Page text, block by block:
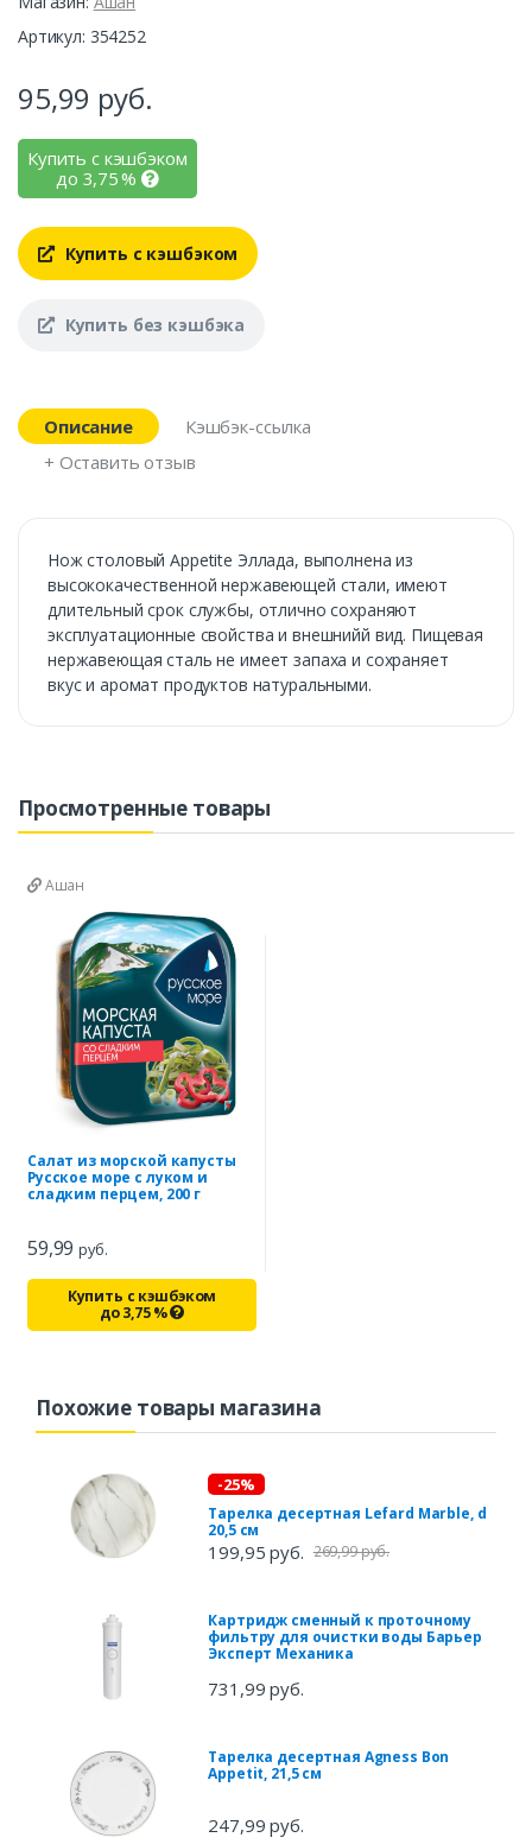
Артикул: 354252
95,99 руб.
Купить с кэшбэком
до 3,75%
Купить с кэшбэком
Купить без кэшбэка
Описание
Кэшбэк-ссылка
+ Оставить отзыв
Нож столовый Appetite Эллада, выполнена из
высококачественной нержавеющей стали, имеют
длительный срок службы, отлично сохраняют
эксплуатационные свойства и внешнийй вид. Пищевая
нержавеющая сталь не имеет запаха и сохраняет
вкус и аромат продуктов натуральными.
Просмотренные товары
Ашан
Салат из морской капусты
Русское море с луком и
сладким перцем, 200 г
59,99руб.
Купить с кэшбэком
до3,75%
Похожие товары магазина
-25%
Тарелка десертная Lefard Marble, d
20,5 см
199,95 руб. 269,99 руб.
Картридж сменный к проточному
фильтру для очистки воды Барьер
Эксперт Механика
731,99 руб.
Тарелка десертная Agness Bon
Appetit, 21,5 см
247,99 руб.